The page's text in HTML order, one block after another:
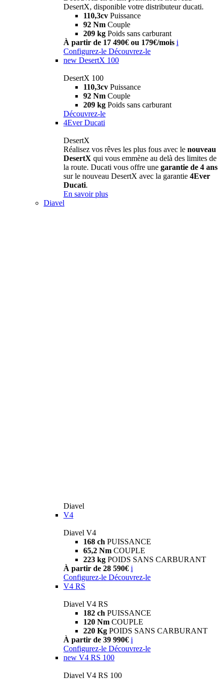
DesertX, disponible votre distributeur ducati.
110,3cv Puissance
92 Nm Couple
209 kg Poids sans carburant
À partir de 17 490€ ou 179€/mois i
Configurez-le Découvrez-le
new DesertX 100
DesertX 100
110,3cv Puissance
92 Nm Couple
209 kg Poids sans carburant
Découvrez-le
4Ever Ducati
DesertX
Réalisez vos rêves les plus fous avec le nouveau
DesertX qui vous emmène au delà des limites de
la route. Ducati vous offre une garantie de 4 ans
sur le nouveau DesertX avec la garantie 4Ever
Ducati.
En savoir plus
Diavel
Diavel
V4
Diavel V4
168 ch PUISSANCE
65,2 Nm COUPLE
223 kg POIDS SANS CARBURANT
À partir de 28 590€ i
Configurez-le Découvrez-le
V4 RS
Diavel V4 RS
182 ch PUISSANCE
120 Nm COUPLE
220 Kg POIDS SANS CARBURANT
À partir de 39 990€ i
Configurez-le Découvrez-le
new V4 RS 100
Diavel V4 RS 100